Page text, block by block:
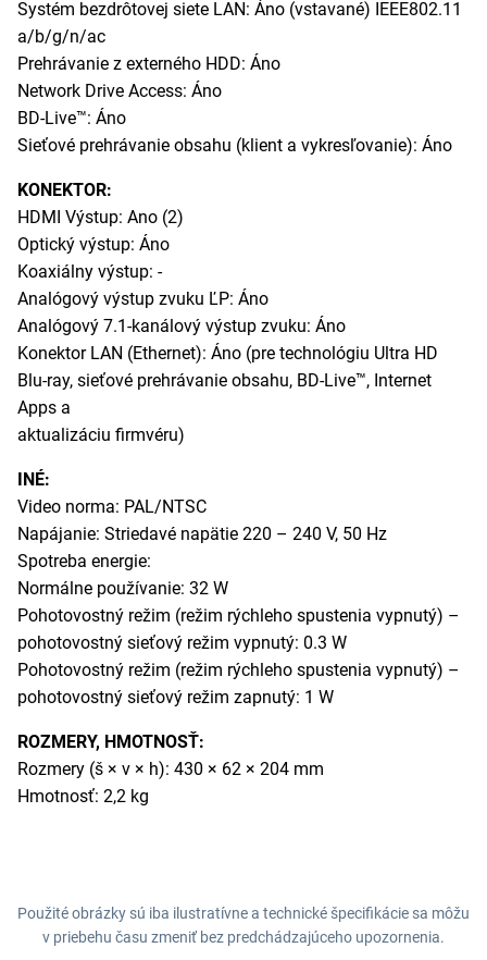
Systém bezdrôtovej siete LAN: Áno (vstavané) IEEE802.11
a/b/g/n/ac
Prehrávanie z externého HDD: Áno
Network Drive Access: Áno
BD-Live™: Áno
Sieťové prehrávanie obsahu (klient a vykresľovanie): Áno
KONEKTOR:
HDMI Výstup: Ano (2)
Optický výstup: Áno
Koaxiálny výstup: -
Analógový výstup zvuku ĽP: Áno
Analógový 7.1-kanálový výstup zvuku: Áno
Konektor LAN (Ethernet): Áno (pre technológiu Ultra HD
Blu-ray, sieťové prehrávanie obsahu, BD-Live™, Internet
Apps a
aktualizáciu firmvéru)
INÉ:
Video norma: PAL/NTSC
Napájanie: Striedavé napätie 220 – 240 V, 50 Hz
Spotreba energie:
Normálne používanie: 32 W
Pohotovostný režim (režim rýchleho spustenia vypnutý) –
pohotovostný sieťový režim vypnutý: 0.3 W
Pohotovostný režim (režim rýchleho spustenia vypnutý) –
pohotovostný sieťový režim zapnutý: 1 W
ROZMERY, HMOTNOSŤ:
Rozmery (š × v × h): 430 × 62 × 204 mm
Hmotnosť: 2,2 kg
Použité obrázky sú iba ilustratívne a technické špecifikácie sa môžu
v priebehu času zmeniť bez predchádzajúceho upozornenia.